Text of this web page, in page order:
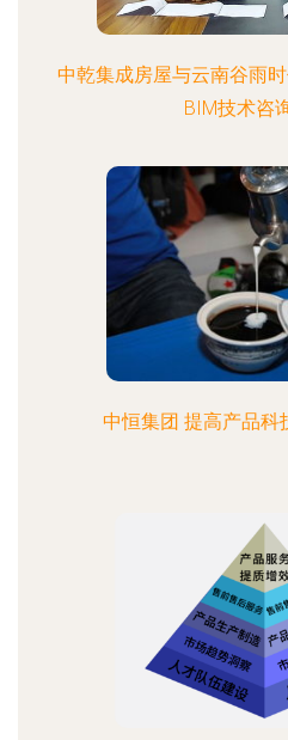
中乾集成房屋与云南谷雨
BIM技术咨
中恒集团 提高产品科